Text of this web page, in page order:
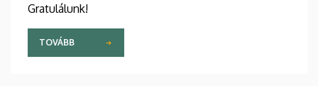
Gratulálunk!
TOVÁBB